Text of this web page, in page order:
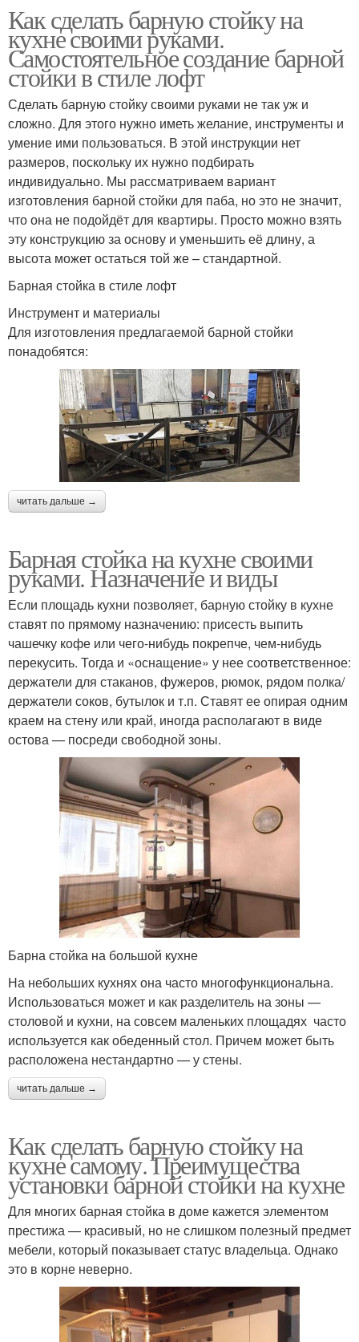
Как сделать барную стойку на
кухне своими руками.
Самостоятельное создание барной
стойки в стиле лофт
Сделать барную стойку своими руками не так уж и
сложно. Для этого нужно иметь желание, инструменты и
умение ими пользоваться. В этой инструкции нет
размеров, поскольку их нужно подбирать
индивидуально. Мы рассматриваем вариант
изготовления барной стойки для паба, но это не значит,
что она не подойдёт для квартиры. Просто можно взять
эту конструкцию за основу и уменьшить её длину, а
высота может остаться той же – стандартной.
Барная стойка в стиле лофт
Инструмент и материалы
Для изготовления предлагаемой барной стойки
понадобятся:
читать дальше →
Барная стойка на кухне своими
руками. Назначение и виды
Если площадь кухни позволяет, барную стойку в кухне
ставят по прямому назначению: присесть выпить
чашечку кофе или чего-нибудь покрепче, чем-нибудь
перекусить. Тогда и «оснащение» у нее соответственное:
держатели для стаканов, фужеров, рюмок, рядом полка/
держатели соков, бутылок и т.п. Ставят ее опирая одним
краем на стену или край, иногда располагают в виде
остова — посреди свободной зоны.
Барна стойка на большой кухне
На небольших кухнях она часто многофункциональна.
Использоваться может и как разделитель на зоны —
столовой и кухни, на совсем маленьких площадях часто
используется как обеденный стол. Причем может быть
расположена нестандартно — у стены.
читать дальше →
Как сделать барную стойку на
кухне самому. Преимущества
установки барной стойки на кухне
Для многих барная стойка в доме кажется элементом
престижа — красивый, но не слишком полезный предмет
мебели, который показывает статус владельца. Однако
это в корне неверно.